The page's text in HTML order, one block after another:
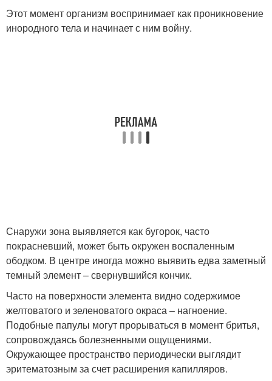
Этот момент организм воспринимает как проникновение
инородного тела и начинает с ним войну.
Снаружи зона выявляется как бугорок, часто
покрасневший, может быть окружен воспаленным
ободком. В центре иногда можно выявить едва заметный
темный элемент – свернувшийся кончик.
Часто на поверхности элемента видно содержимое
желтоватого и зеленоватого окраса – нагноение.
Подобные папулы могут прорываться в момент бритья,
сопровождаясь болезненными ощущениями.
Окружающее пространство периодически выглядит
эритематозным за счет расширения капилляров.